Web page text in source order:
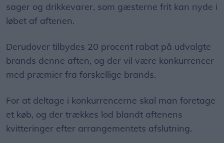
sager og drikkevarer, som gæsterne frit kan nyde i
løbet af aftenen.
Derudover tilbydes 20 procent rabat på udvalgte
brands denne aften, og der vil være konkurrencer
med præmier fra forskellige brands.
For at deltage i konkurrencerne skal man foretage
et køb, og der trækkes lod blandt aftenens
kvitteringer efter arrangementets afslutning.